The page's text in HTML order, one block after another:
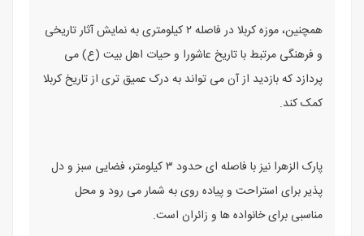
همچنین، موزه کربلا در فاصله ۲ کیلومتری به نمایش آثار تاریخی
و فرهنگی مرتبط با تاریخ عاشورا و حیات اهل بیت (ع) می
‌پردازد که بازدید از آن می ‌تواند به درک عمیق ‌تری از تاریخ کربلا
کمک کند.
پارک الزهرا نیز با فاصله ‌ای حدود ۳ کیلومتر، فضایی سبز و دل
‌پذیر برای استراحت و پیاده ‌روی به شمار می ‌رود و محل
مناسبی برای خانواده‌ ها و زائران است.